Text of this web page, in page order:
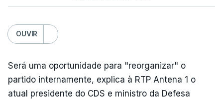
OUVIR
Será uma oportunidade para "reorganizar" o
partido internamente, explica à RTP Antena 1 o
atual presidente do CDS e ministro da Defesa